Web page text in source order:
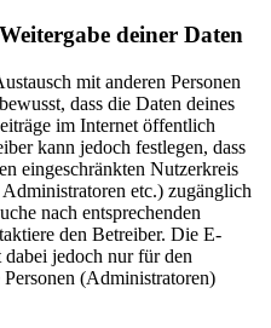
deiner Daten
mit anderen Personen
dass die Daten deines
im Internet öffentlich
kann jedoch festlegen, dass
eingeschränkten Nutzerkreis
etc.) zugänglich
nach entsprechenden
den Betreiber. Die E-
jedoch nur für den
(Administratoren)